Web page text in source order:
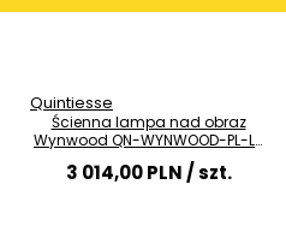
Quintiesse
Ścienna lampa nad obraz
Wynwood QN-WYNWOOD-PL-L-
UBZ podłużna czarny
3 014,00 PLN/ szt.